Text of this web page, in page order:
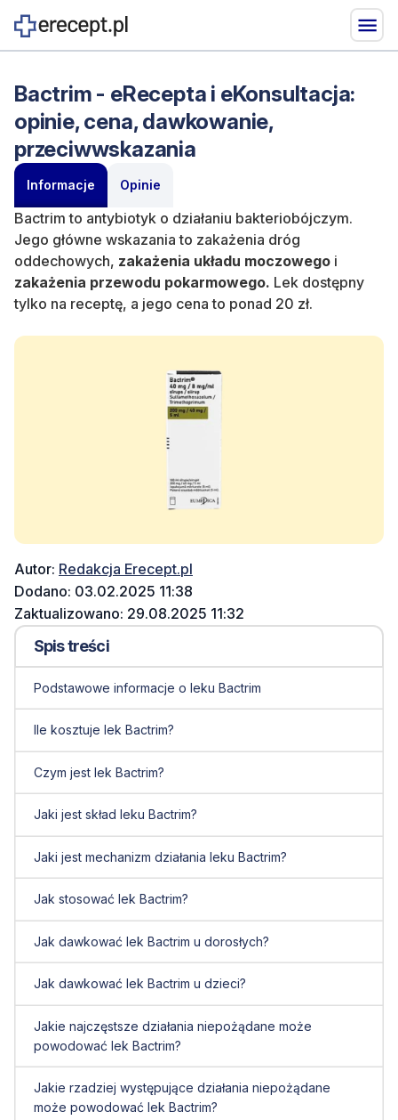
Bactrim - eRecepta i eKonsultacja:
opinie, cena, dawkowanie,
przeciwwskazania
Informacje Opinie
Bactrim to antybiotyk o działaniu bakteriobójczym.
Jego główne wskazania to zakażenia dróg
oddechowych, zakażenia układu moczowego i
zakażenia przewodu pokarmowego. Lek dostępny
tylko na receptę, a jego cena to ponad 20 zł.
Autor: Redakcja Erecept.pl
Dodano: 03.02.2025 11:38
Zaktualizowano: 29.08.2025 11:32
Spis treści
Podstawowe informacje o leku Bactrim
Ile kosztuje lek Bactrim?
Czym jest lek Bactrim?
Jaki jest skład leku Bactrim?
Jaki jest mechanizm działania leku Bactrim?
Jak stosować lek Bactrim?
Jak dawkować lek Bactrim u dorosłych?
Jak dawkować lek Bactrim u dzieci?
Jakie najczęstsze działania niepożądane może
powodować lek Bactrim?
Jakie rzadziej występujące działania niepożądane
może powodować lek Bactrim?